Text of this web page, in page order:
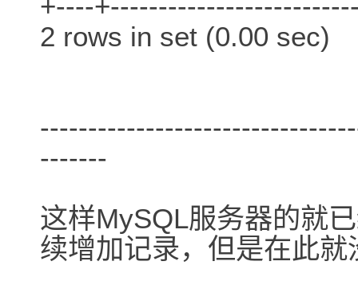
2 rows in set (0.00 sec)
-------
这样MySQL服务器的就
续增加记录，但是在此